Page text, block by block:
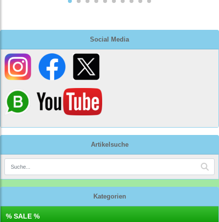
Social Media
Artikelsuche
Kategorien
% SALE %